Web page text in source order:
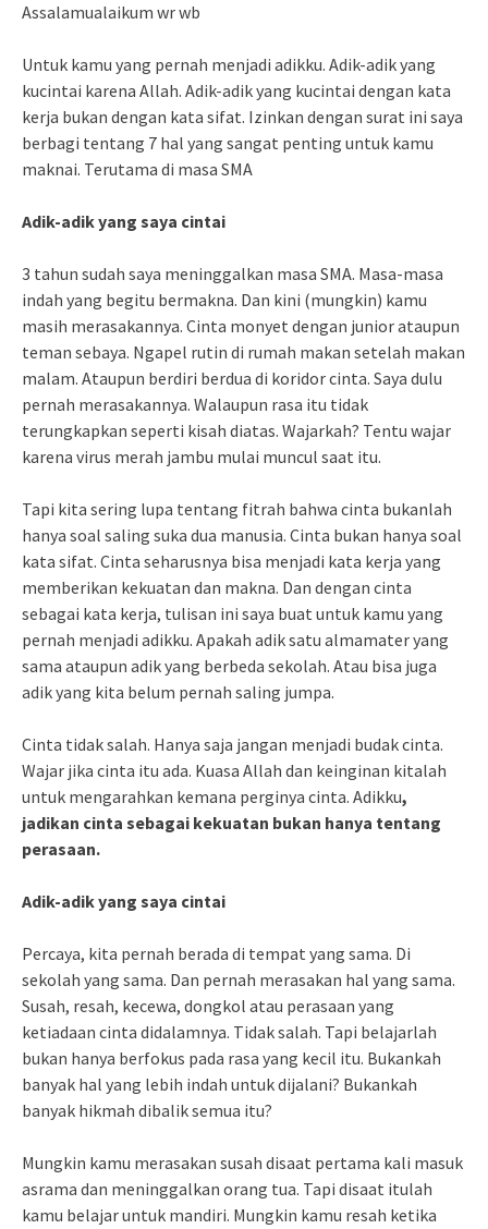
Assalamualaikum wr wb
Untuk kamu yang pernah menjadi adikku. Adik-adik yang
kucintai karena Allah. Adik-adik yang kucintai dengan kata
kerja bukan dengan kata sifat. Izinkan dengan surat ini saya
berbagi tentang 7 hal yang sangat penting untuk kamu
maknai. Terutama di masa SMA
Adik-adik yang saya cintai
3 tahun sudah saya meninggalkan masa SMA. Masa-masa
indah yang begitu bermakna. Dan kini (mungkin) kamu
masih merasakannya. Cinta monyet dengan junior ataupun
teman sebaya. Ngapel rutin di rumah makan setelah makan
malam. Ataupun berdiri berdua di koridor cinta. Saya dulu
pernah merasakannya. Walaupun rasa itu tidak
terungkapkan seperti kisah diatas. Wajarkah? Tentu wajar
karena virus merah jambu mulai muncul saat itu.
Tapi kita sering lupa tentang fitrah bahwa cinta bukanlah
hanya soal saling suka dua manusia. Cinta bukan hanya soal
kata sifat. Cinta seharusnya bisa menjadi kata kerja yang
memberikan kekuatan dan makna. Dan dengan cinta
sebagai kata kerja, tulisan ini saya buat untuk kamu yang
pernah menjadi adikku. Apakah adik satu almamater yang
sama ataupun adik yang berbeda sekolah. Atau bisa juga
adik yang kita belum pernah saling jumpa.
Cinta tidak salah. Hanya saja jangan menjadi budak cinta.
Wajar jika cinta itu ada. Kuasa Allah dan keinginan kitalah
untuk mengarahkan kemana perginya cinta. Adikku,
jadikan cinta sebagai kekuatan bukan hanya tentang
perasaan.
Adik-adik yang saya cintai
Percaya, kita pernah berada di tempat yang sama. Di
sekolah yang sama. Dan pernah merasakan hal yang sama.
Susah, resah, kecewa, dongkol atau perasaan yang
ketiadaan cinta didalamnya. Tidak salah. Tapi belajarlah
bukan hanya berfokus pada rasa yang kecil itu. Bukankah
banyak hal yang lebih indah untuk dijalani? Bukankah
banyak hikmah dibalik semua itu?
Mungkin kamu merasakan susah disaat pertama kali masuk
asrama dan meninggalkan orang tua. Tapi disaat itulah
kamu belajar untuk mandiri. Mungkin kamu resah ketika